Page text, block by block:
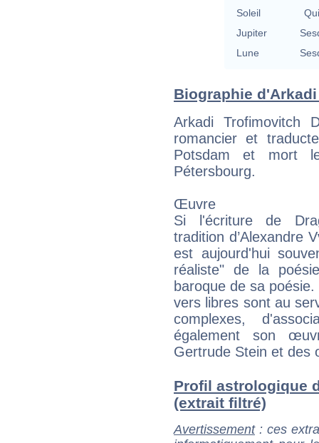
Soleil
Jupiter
Lune
Biographie
Arkadi Trofimovitch
romancier et
Potsdam et mort
Pétersbourg.
Œuvre
Si l'écriture de
tradition d’Alexandre
est aujourd'hui
réaliste" de la
baroque de sa
vers libres sont au
complexes,
également son
Gertrude Stein et des
Profil astrologique
(extrait filtré)
Avertissement: ces